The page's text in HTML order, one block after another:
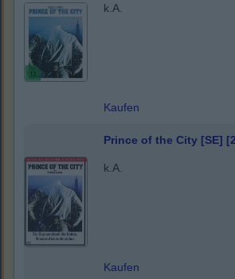
k.A.
Kaufen
Prince of the City [SE]
k.A.
Kaufen